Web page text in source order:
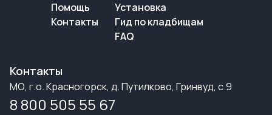
Помощь
Контакты
Установка
Гид по кладбищам
FAQ
Контакты
МО, г.о. Красногорск, д. Путилково, Гринвуд, с.9
8 800 505 55 67